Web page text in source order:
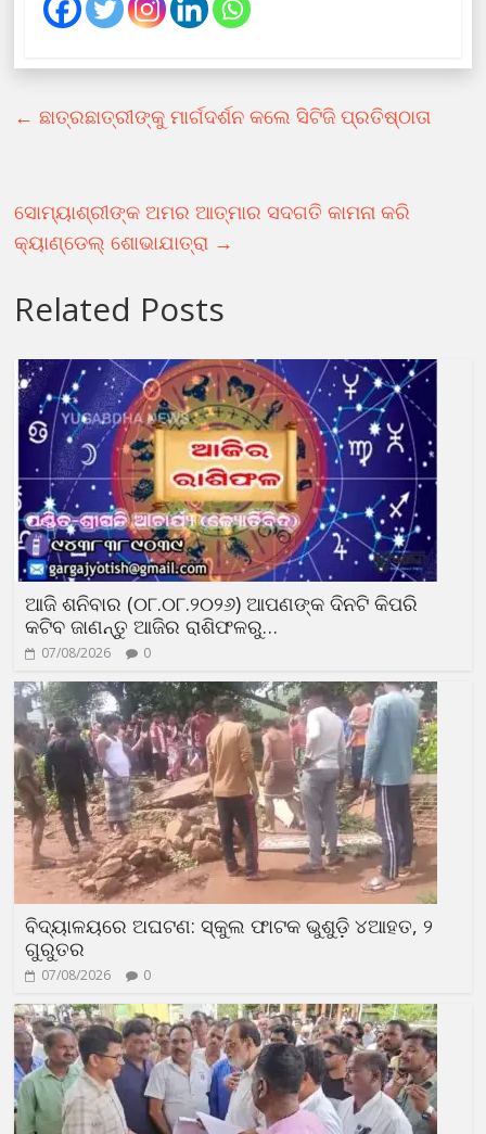
← ଛାତ୍ରଛାତ୍ରୀଙ୍କୁ ମାର୍ଗଦର୍ଶନ କଲେ ସିଟିଜି ପ୍ରତିଷ୍ଠାତା
ସୋମ୍ୟାଶ୍ରୀଙ୍କ ଅମର ଆତ୍ମାର ସଦଗତି କାମନା କରି
କ୍ୟାଣ୍ଡେଲ୍ ଶୋଭାଯାତ୍ରା →
Related Posts
ଆଜି ଶନିବାର (୦୮.୦୮.୨୦୨୬) ଆପଣଙ୍କ ଦିନଟି କିପରି
କଟିବ ଜାଣନ୍ତୁ ଆଜିର ରାଶିଫଳରୁ…
07/08/2026 0
ବିଦ୍ୟାଳୟରେ ଅଘଟଣ: ସ୍କୁଲ ଫାଟକ ଭୁଶୁଡ଼ି ୪ଆହତ, ୨
ଗୁରୁତର
07/08/2026 0